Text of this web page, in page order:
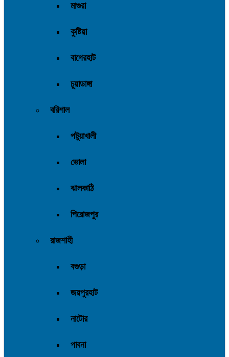
মাগুরা
কুষ্টিয়া
বাগেরহাট
চুয়াডাঙ্গা
বরিশাল
পটুয়াখালী
ভোলা
ঝালকাঠি
পিরোজপুর
রাজশাহী
বগুড়া
জয়পুরহাট
নাটোর
পাবনা